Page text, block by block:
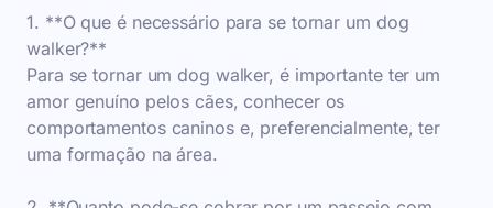
1. **O que é necessário para se tornar um dog
walker?**
Para se tornar um dog walker, é importante ter um
amor genuíno pelos cães, conhecer os
comportamentos caninos e, preferencialmente, ter
uma formação na área.